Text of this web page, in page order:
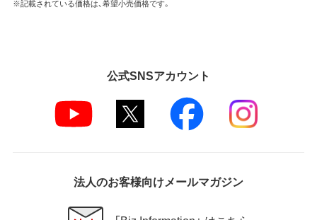
※記載されている価格は、希望小売価格です。
公式SNSアカウント
法人のお客様向けメールマガジン